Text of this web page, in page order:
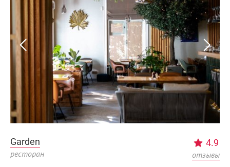
Garden
ресторан
4.9
отзывы